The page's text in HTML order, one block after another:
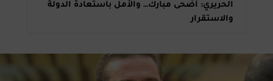
الحريري: أضحى مبارك… والأمل باستعادة الدولة
والاستقرار